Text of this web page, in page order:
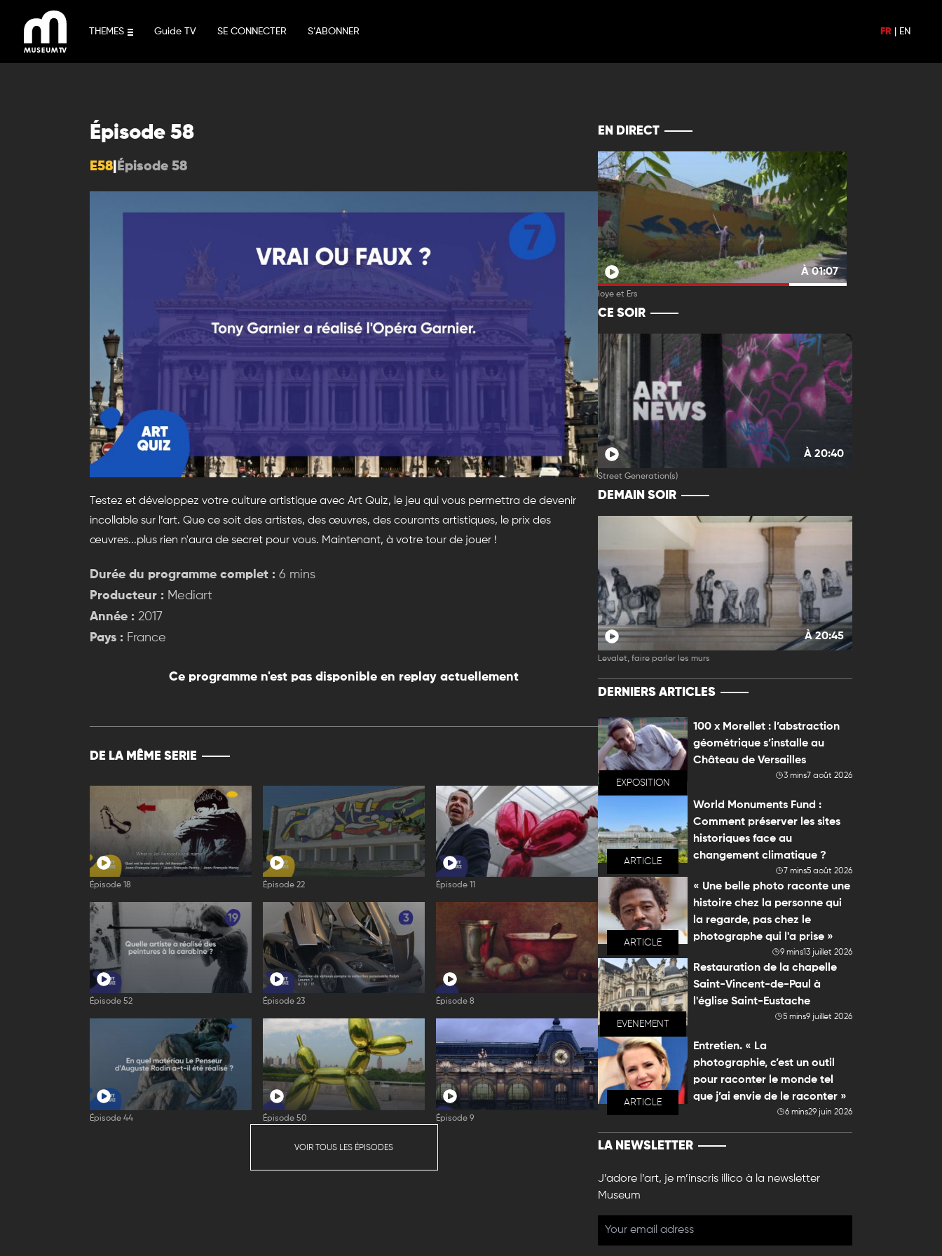
contenu
THEMES Guide TV SE CONNECTER S’ABONNER FR EN
Épisode 58
E58 Épisode 58
Testez et développez votre culture artistique avec Art Quiz, le jeu qui vous permettra de devenir
incollable sur l’art. Que ce soit des artistes, des œuvres, des courants artistiques, le prix des
œuvres...plus rien n'aura de secret pour vous. Maintenant, à votre tour de jouer !
Durée du programme complet : 6 mins
Producteur : Mediart
Année : 2017
Pays : France
Ce programme n'est pas disponible en replay actuellement
DE LA MÊME SERIE
Épisode 18 Épisode 22 Épisode 11
Épisode 52 Épisode 23 Épisode 8
Épisode 44 Épisode 50 Épisode 9
VOIR TOUS LES ÉPISODES
EN DIRECT
À 01:07
Ioye et Ers
CE SOIR
À 20:40
Street Generation(s)
DEMAIN SOIR
À 20:45
Levalet, faire parler les murs
DERNIERS ARTICLES
EXPOSITION
100 x Morellet : l’abstraction
géométrique s’installe au
Château de Versailles
3 mins7 août 2026
ARTICLE
World Monuments Fund :
Comment préserver les sites
historiques face au
changement climatique ?
7 mins5 août 2026
ARTICLE
« Une belle photo raconte une
histoire chez la personne qui
la regarde, pas chez le
photographe qui l'a prise »
9 mins13 juillet 2026
EVENEMENT
Restauration de la chapelle
Saint-Vincent-de-Paul à
l'église Saint-Eustache
5 mins9 juillet 2026
ARTICLE
Entretien. « La
photographie, c’est un outil
pour raconter le monde tel
que j’ai envie de le raconter »
6 mins29 juin 2026
LA NEWSLETTER
J’adore l’art, je m’inscris illico à la newsletter
Museum